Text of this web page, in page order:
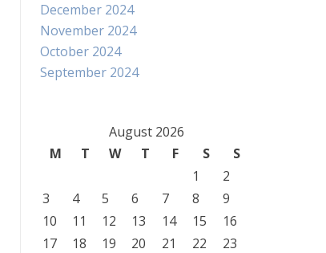
December 2024
November 2024
October 2024
September 2024
August 2026
M
T W T F S
S
1
2
3
4 5 6 7 8
9
10
11 12 13 14 15
16
17
18 19 20 21 22
23